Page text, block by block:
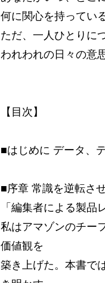
何に関心を持ってい
ただ、一人ひとりに
われわれの日々の意
【目次】
■はじめに データ、
■序章 常識を逆転さ
「編集者による製品
私はアマゾンのチー
価値観を
築き上げた。本書で